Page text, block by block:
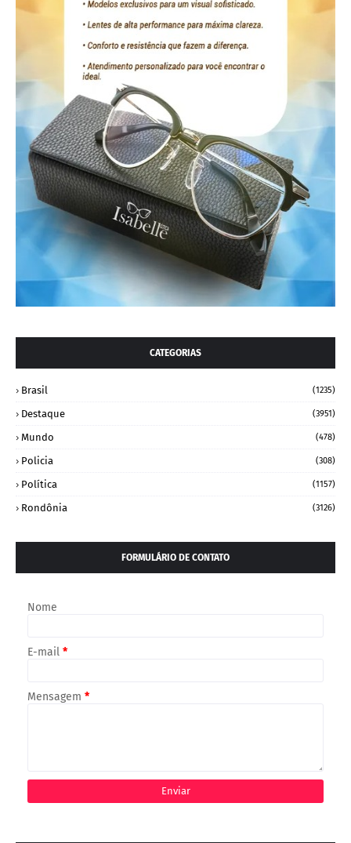
CATEGORIAS
Brasil (1235)
Destaque (3951)
Mundo (478)
Policia (308)
Política (1157)
Rondônia (3126)
FORMULÁRIO DE CONTATO
Nome
E-mail *
Mensagem *